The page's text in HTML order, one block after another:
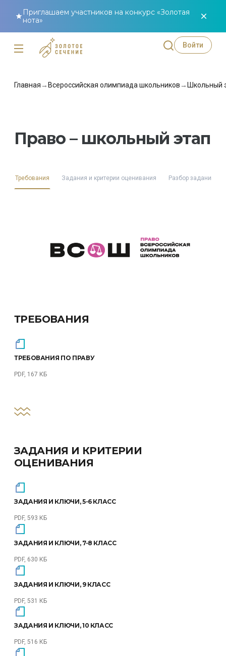
Приглашаем участников на конкурс «Золотая
нота»
Войти
Главная → Всероссийская олимпиада школьников → Школьный
Право – школьный этап
ТРЕБОВАНИЯ
ТРЕБОВАНИЯ ПО ПРАВУ
PDF, 167 КБ
ЗАДАНИЯ И КРИТЕРИИ
ОЦЕНИВАНИЯ
ЗАДАНИЯ И КЛЮЧИ, 5-6 КЛАСС
PDF, 593 КБ
ЗАДАНИЯ И КЛЮЧИ, 7-8 КЛАСС
PDF, 630 КБ
ЗАДАНИЯ И КЛЮЧИ, 9 КЛАСС
PDF, 531 КБ
ЗАДАНИЯ И КЛЮЧИ, 10 КЛАСС
PDF, 516 КБ
Требования Задания и критерии оценивания Разбор заданий